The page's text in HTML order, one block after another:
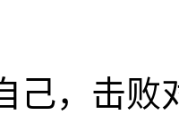
己，击